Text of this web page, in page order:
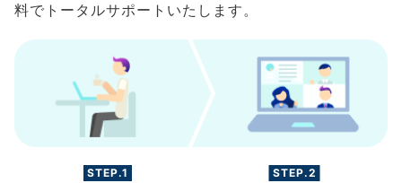
料でトータルサポートいたします。
STEP.1 STEP.2